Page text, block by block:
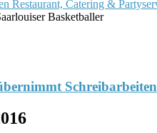
Basketballer
Schreibarbeiten